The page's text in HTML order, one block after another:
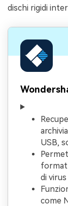
dischi rigidi
USB,
di
come